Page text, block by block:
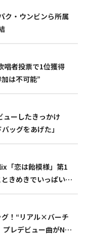
ク・ウンビンら所属
唱者投票で1位獲得
は不可能”
ューしたきっかけ
ッグをあげた」
「恋は飴模様」第1
きめきでいっぱいの
グ！“リアル×バーチ
レデビュー曲がNet